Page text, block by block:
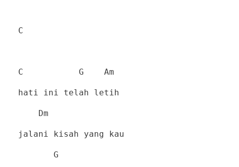
C
C G Am
hati ini telah letih
Dm
jalani kisah yang kau
G